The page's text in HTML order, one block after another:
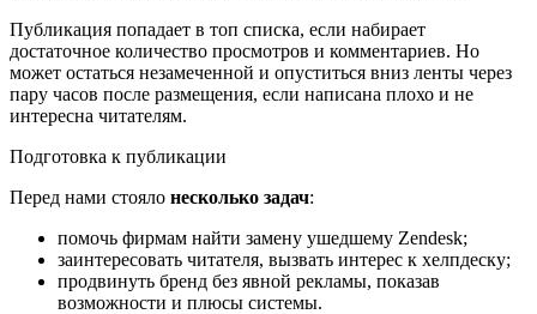
Публикация попадает в топ списка, если набирает
достаточное количество просмотров и комментариев. Но
может остаться незамеченной и опуститься вниз ленты через
пару часов после размещения, если написана плохо и не
интересна читателям.
Подготовка к публикации
Перед нами стояло несколько задач:
помочь фирмам найти замену ушедшему Zendesk;
заинтересовать читателя, вызвать интерес к хелпдеску;
продвинуть бренд без явной рекламы, показав
возможности и плюсы системы.